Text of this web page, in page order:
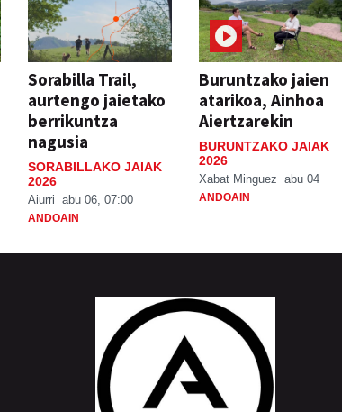
Sorabilla Trail,
aurtengo jaietako
berrikuntza
nagusia
SORABILLAKO JAIAK
2026
Aiurri abu 06, 07:00
ANDOAIN
Buruntzako jaien
atarikoa, Ainhoa
Aiertzarekin
BURUNTZAKO JAIAK
2026
Xabat Minguez abu 04
ANDOAIN